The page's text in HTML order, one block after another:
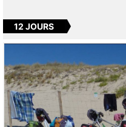
12 JOURS